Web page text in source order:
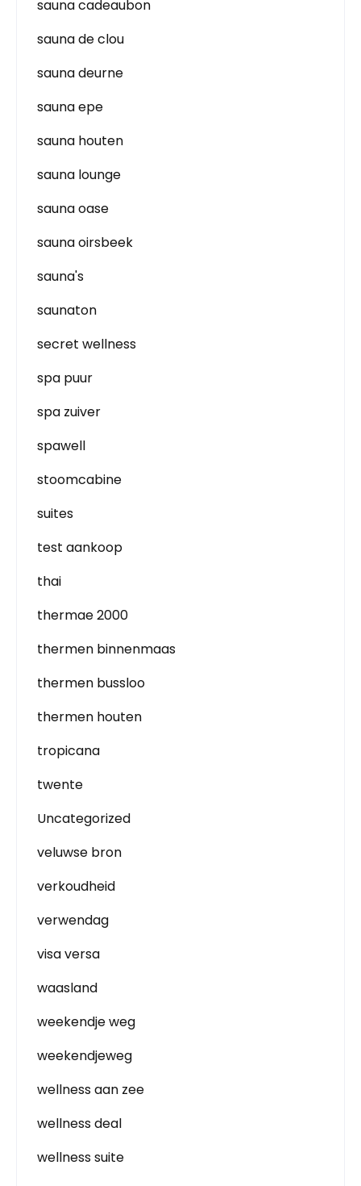
sauna cadeaubon
sauna de clou
sauna deurne
sauna epe
sauna houten
sauna lounge
sauna oase
sauna oirsbeek
sauna's
saunaton
secret wellness
spa puur
spa zuiver
spawell
stoomcabine
suites
test aankoop
thai
thermae 2000
thermen binnenmaas
thermen bussloo
thermen houten
tropicana
twente
Uncategorized
veluwse bron
verkoudheid
verwendag
visa versa
waasland
weekendje weg
weekendjeweg
wellness aan zee
wellness deal
wellness suite